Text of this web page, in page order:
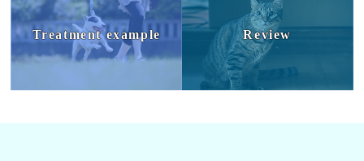
Treatment example Review